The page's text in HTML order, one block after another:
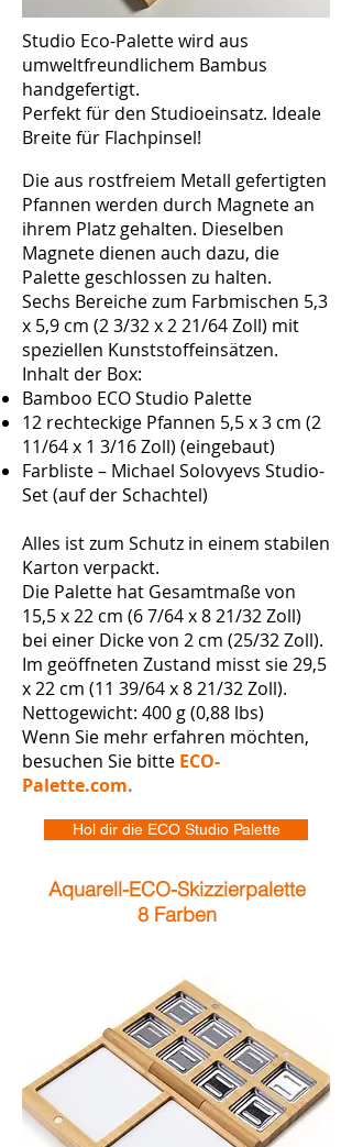
Studio Eco-Palette wird aus
umweltfreundlichem Bambus
handgefertigt.
Perfekt für den Studioeinsatz. Ideale
Breite für Flachpinsel!
Die aus rostfreiem Metall gefertigten
Pfannen werden durch Magnete an
ihrem Platz gehalten. Dieselben
Magnete dienen auch dazu, die
Palette geschlossen zu halten.
Sechs Bereiche zum Farbmischen 5,3
x 5,9 cm (2 3/32 x 2 21/64 Zoll) mit
speziellen Kunststoffeinsätzen.
Inhalt der Box:
Bamboo ECO Studio Palette
12 rechteckige Pfannen 5,5 x 3 cm (2
11/64 x 1 3/16 Zoll) (eingebaut)
Farbliste – Michael Solovyevs Studio-
Set (auf der Schachtel)
Alles ist zum Schutz in einem stabilen
Karton verpackt.
Die Palette hat Gesamtmaße von
15,5 x 22 cm (6 7/64 x 8 21/32 Zoll)
bei einer Dicke von 2 cm (25/32 Zoll).
Im geöffneten Zustand misst sie 29,5
x 22 cm (11 39/64 x 8 21/32 Zoll).
Nettogewicht: 400 g (0,88 lbs)
Wenn Sie mehr erfahren möchten,
besuchen Sie bitte ECO-
Palette.com.
Hol dir die ECO Studio Palette
Aquarell-ECO-Skizzierpalette
8 Farben